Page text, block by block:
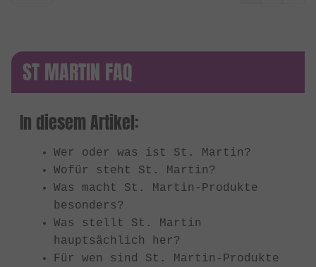
ST MARTIN FAQ
In diesem Artikel:
Wer oder was ist St. Martin?
Wofür steht St. Martin?
Was macht St. Martin-Produkte
besonders?
Was stellt St. Martin
hauptsächlich her?
Für wen sind St. Martin-Produkte